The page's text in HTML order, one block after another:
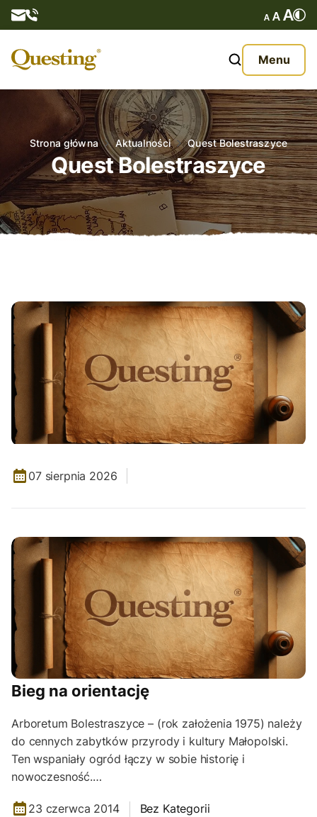
Menu
O nas
Oferta
Aktualności
Kontakt
Strona główna Aktualności Quest Bolestraszyce
Quest Bolestraszyce
07 sierpnia 2026
Bieg na orientację
Arboretum Bolestraszyce – (rok założenia 1975) należy
do cennych zabytków przyrody i kultury Małopolski.
Ten wspaniały ogród łączy w sobie historię i
nowoczesność.…
23 czerwca 2014 Bez Kategorii